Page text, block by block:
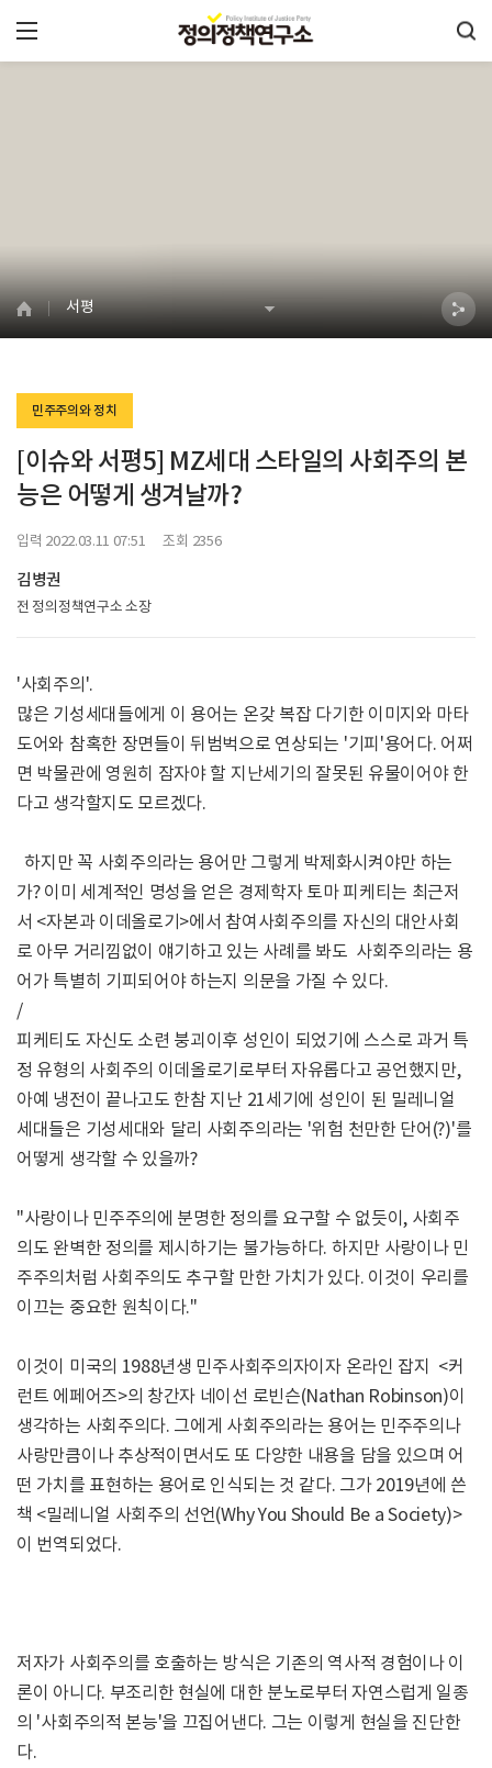
서평
민주주의와 정치
[이슈와 서평5] MZ세대 스타일의 사회주의 본
능은 어떻게 생겨날까?
입력 2022.03.11 07:51 조회 2356
김병권
전 정의정책연구소 소장
'사회주의'.
많은 기성세대들에게 이 용어는 온갖 복잡 다기한 이미지와 마타
도어와 참혹한 장면들이 뒤범벅으로 연상되는 '기피'용어다. 어쩌
면 박물관에 영원히 잠자야 할 지난세기의 잘못된 유물이어야 한
다고 생각할지도 모르겠다.
하지만 꼭 사회주의라는 용어만 그렇게 박제화시켜야만 하는
가? 이미 세계적인 명성을 얻은 경제학자 토마 피케티는 최근저
서 <자본과 이데올로기>에서 참여사회주의를 자신의 대안사회
로 아무 거리낌없이 얘기하고 있는 사례를 봐도 사회주의라는 용
어가 특별히 기피되어야 하는지 의문을 가질 수 있다.
/
피케티도 자신도 소련 붕괴이후 성인이 되었기에 스스로 과거 특
정 유형의 사회주의 이데올로기로부터 자유롭다고 공언했지만,
아예 냉전이 끝나고도 한참 지난 21세기에 성인이 된 밀레니얼
세대들은 기성세대와 달리 사회주의라는 '위험 천만한 단어(?)'를
어떻게 생각할 수 있을까?
"사랑이나 민주주의에 분명한 정의를 요구할 수 없듯이, 사회주
의도 완벽한 정의를 제시하기는 불가능하다. 하지만 사랑이나 민
주주의처럼 사회주의도 추구할 만한 가치가 있다. 이것이 우리를
이끄는 중요한 원칙이다."
이것이 미국의 1988년생 민주사회주의자이자 온라인 잡지 <커
런트 에페어즈>의 창간자 네이선 로빈슨(Nathan Robinson)이
생각하는 사회주의다. 그에게 사회주의라는 용어는 민주주의나
사랑만큼이나 추상적이면서도 또 다양한 내용을 담을 있으며 어
떤 가치를 표현하는 용어로 인식되는 것 같다. 그가 2019년에 쓴
책 <밀레니얼 사회주의 선언(Why You Should Be a Society)>
이 번역되었다.
저자가 사회주의를 호출하는 방식은 기존의 역사적 경험이나 이
론이 아니다. 부조리한 현실에 대한 분노로부터 자연스럽게 일종
의 '사회주의적 본능'을 끄집어낸다. 그는 이렇게 현실을 진단한
다.